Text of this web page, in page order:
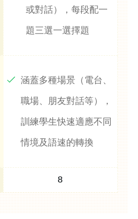
或對話），每段配一
題三選一選擇題
涵蓋多種場景（電台、
職場、朋友對話等），
訓練學生快速適應不同
情境及語速的轉換
8